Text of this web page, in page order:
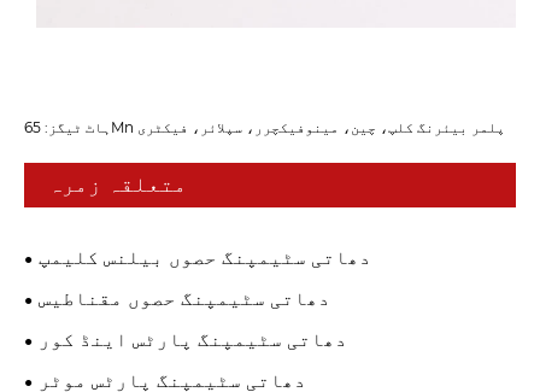
ہاٹ ٹیگز: 65Mn پلمر بیئرنگ کلپ، چین، مینوفیکچرر، سپلائر، فیکٹری
متعلقہ زمرہ
دھاتی سٹیمپنگ حصوں بیلنس کلیمپ
دھاتی سٹیمپنگ حصوں مقناطیس
دھاتی سٹیمپنگ پارٹس اینڈ کور
دھاتی سٹیمپنگ پارٹس موٹر